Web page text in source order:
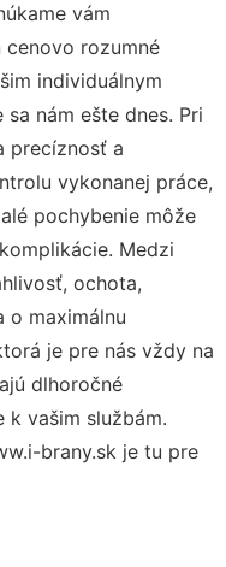
vám
cenovo rozumné
individuálnym
nám ešte dnes. Pri
precíznosť a
vykonanej práce,
pochybenie môže
Medzi
ochota,
o maximálnu
je pre nás vždy na
dlhoročné
k vašim službám.
brany.sk je tu pre